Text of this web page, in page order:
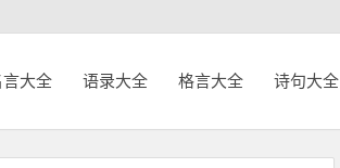
言大全 语录大全 格言大全 诗句大全